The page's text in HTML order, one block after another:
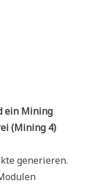
ein Mining
(Mining 4)
generieren.